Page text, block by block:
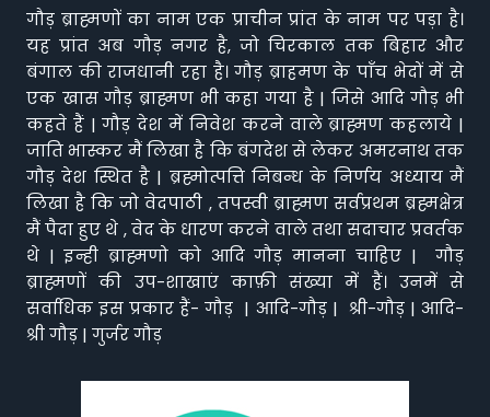
गौड़ ब्राह्मणों का नाम एक प्राचीन प्रांत के नाम पर पड़ा है।
यह प्रांत अब गौड़ नगर है, जो चिरकाल तक बिहार और
बंगाल की राजधानी रहा है। गौड़ ब्राहमण के पाँच भेदों में से
एक खास गौड़ ब्राह्मण भी कहा गया है | जिसे आदि गौड़ भी
कहते हैं | गौड़ देश में निवेश करने वाले ब्राह्मण कहलाये |
जाति भास्कर मैं लिखा है कि बंगदेश से लेकर अमरनाथ तक
गौड़ देश स्थित है | ब्रह्मोत्पत्ति निबन्ध के निर्णय अध्याय मैं
लिखा है कि जो वेदपाठी , तपस्वी ब्राह्मण सर्वप्रथम ब्रह्मक्षेत्र
मैं पैदा हुए थे , वेद के धारण करने वाले तथा सदाचार प्रवर्तक
थे | इन्ही ब्राह्मणो को आदि गौड़ मानना चाहिए | गौड़
ब्राह्मणों की उप-शाखाएं काफ़ी संख्या में हैं। उनमें से
सर्वाधिक इस प्रकार हैं- गौड़ | आदि-गौड़ | श्री-गौड़ | आदि-
श्री गौड़ | गुर्जर गौड़